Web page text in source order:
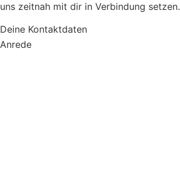
uns zeitnah mit dir in Verbindung setzen.
Deine Kontaktdaten
Anrede